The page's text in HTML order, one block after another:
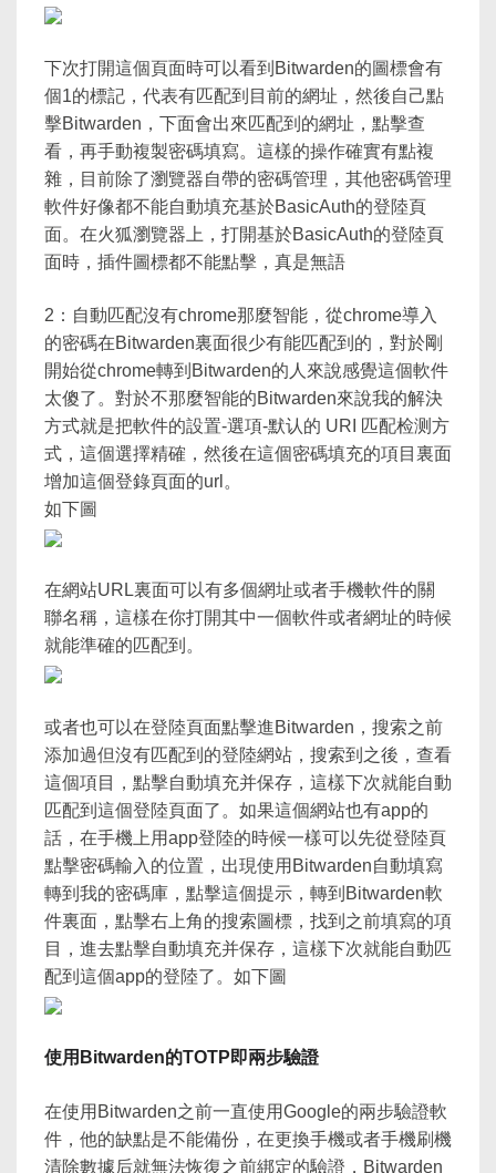
下次打開這個頁面時可以看到Bitwarden的圖標會有
個1的標記，代表有匹配到目前的網址，然後自己點
擊Bitwarden，下面會出來匹配到的網址，點擊查
看，再手動複製密碼填寫。這樣的操作確實有點複
雜，目前除了瀏覽器自帶的密碼管理，其他密碼管理
軟件好像都不能自動填充基於BasicAuth的登陸頁
面。在火狐瀏覽器上，打開基於BasicAuth的登陸頁
面時，插件圖標都不能點擊，真是無語
2：自動匹配沒有chrome那麼智能，從chrome導入
的密碼在Bitwarden裏面很少有能匹配到的，對於剛
開始從chrome轉到Bitwarden的人來說感覺這個軟件
太傻了。對於不那麼智能的Bitwarden來說我的解決
方式就是把軟件的設置-選項-默认的 URI 匹配检测方
式，這個選擇精確，然後在這個密碼填充的項目裏面
增加這個登錄頁面的url。
如下圖
在網站URL裏面可以有多個網址或者手機軟件的關
聯名稱，這樣在你打開其中一個軟件或者網址的時候
就能準確的匹配到。
或者也可以在登陸頁面點擊進Bitwarden，搜索之前
添加過但沒有匹配到的登陸網站，搜索到之後，查看
這個項目，點擊自動填充并保存，這樣下次就能自動
匹配到這個登陸頁面了。如果這個網站也有app的
話，在手機上用app登陸的時候一樣可以先從登陸頁
點擊密碼輸入的位置，出現使用Bitwarden自動填寫
轉到我的密碼庫，點擊這個提示，轉到Bitwarden軟
件裏面，點擊右上角的搜索圖標，找到之前填寫的項
目，進去點擊自動填充并保存，這樣下次就能自動匹
配到這個app的登陸了。如下圖
使用Bitwarden的TOTP即兩步驗證
在使用Bitwarden之前一直使用Google的兩步驗證軟
件，他的缺點是不能備份，在更換手機或者手機刷機
清除數據后就無法恢復之前綁定的驗證，Bitwarden